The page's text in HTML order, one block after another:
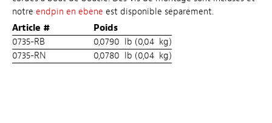
notre endpin en ébène est disponible séparément.
Article #
Poids
0735-RB
0,0790 lb (0,04 kg)
0735-RN
0,0780 lb (0,04 kg)